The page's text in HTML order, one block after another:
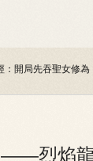
：開局先吞聖女修為
——烈焰